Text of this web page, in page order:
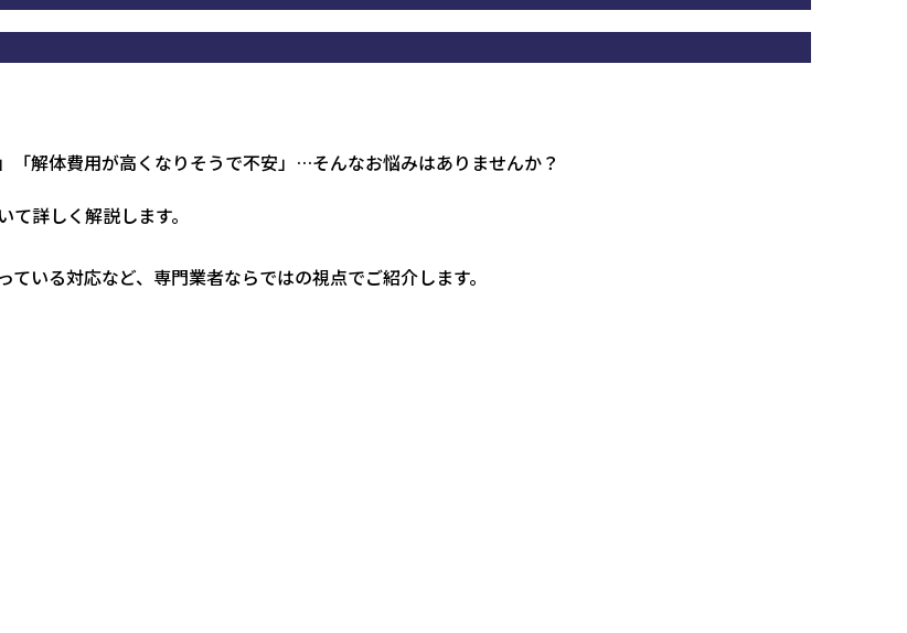
「解体費用が高くなりそうで不安」…そんなお悩みはありませんか？
詳しく解説します。
いる対応など、専門業者ならではの視点でご紹介します。